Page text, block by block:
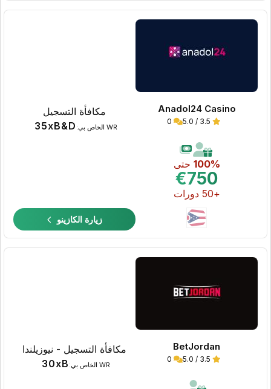
Anadol24 Casino
3.5 / 5.0
0
100%حتى
€750
+50 دورات
مكافأة التسجيل
WR الخاص بي: 35xB&D
زيارة الكازينو
BetJordan
3.5 / 5.0
0
مكافأة التسجيل - نيوزيلندا
WR الخاص بي: 30xB